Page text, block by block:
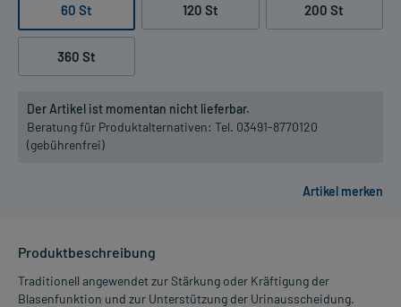
60 St 120 St 200 St
360 St
Der Artikel ist momentan nicht lieferbar.
Beratung für Produktalternativen: Tel. 03491-8770120
(gebührenfrei)
Produktbeschreibung
Traditionell angewendet zur Stärkung oder Kräftigung der
Blasenfunktion und zur Unterstützung der Urinausscheidung.